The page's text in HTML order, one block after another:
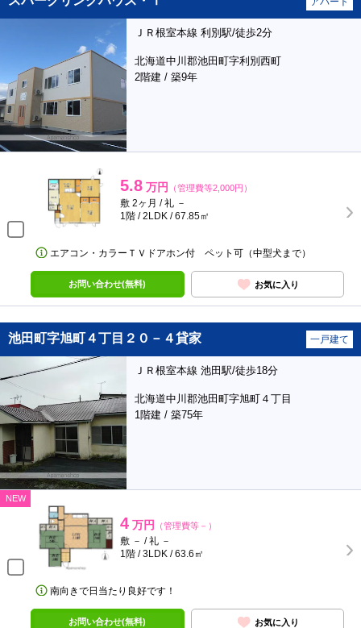
ＪＲ根室本線 利別駅/徒歩2分
北海道中川郡池田町字利別西町
2階建 / 築9年
5.8 万円 （管理費等2,000円）
敷 2ヶ月 / 礼 －
1階 / 2LDK / 67.85㎡
エアコン・カラーＴＶドアホン付 ペット可（中型犬まで）
お問い合わせ(無料) お気に入り
池田町字旭町４丁目２０－４貸家 一戸建て
ＪＲ根室本線 池田駅/徒歩18分
北海道中川郡池田町字旭町４丁目
1階建 / 築75年
NEW
4 万円 （管理費等－）
敷 － / 礼 －
1階 / 3LDK / 63.6㎡
南向きで日当たり良好です！
お問い合わせ(無料) お気に入り